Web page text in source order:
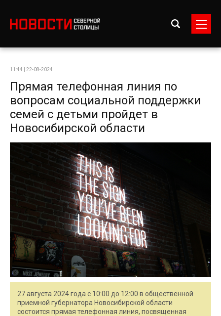
11:44 | 22-08-2024
Прямая телефонная линия по
вопросам социальной поддержки
семей с детьми пройдет в
Новосибирской области
27 августа 2024 года с 10:00 до 12:00 в общественной
приемной губернатора Новосибирской области
состоится прямая телефонная линия, посвященная